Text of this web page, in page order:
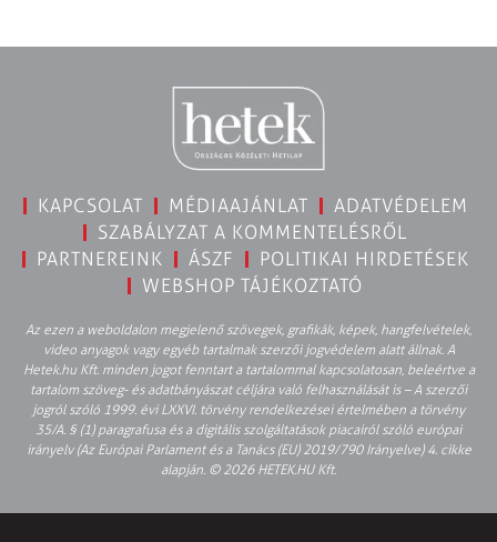
KAPCSOLAT MÉDIAAJÁNLAT
ADATVÉDELEM
SZABÁLYZAT A KOMMENTELÉSRŐL
PARTNEREINK
ÁSZF
POLITIKAI HIRDETÉSEK
WEBSHOP TÁJÉKOZTATÓ
Az ezen a weboldalon megjelenő szövegek, grafikák, képek, hangfelvételek,
video anyagok vagy egyéb tartalmak szerzői jogvédelem alatt állnak. A
Hetek.hu Kft. minden jogot fenntart a tartalommal kapcsolatosan, beleértve a
tartalom szöveg- és adatbányászat céljára való felhasználását is – A szerzői
jogról szóló 1999. évi LXXVI. törvény rendelkezései értelmében a törvény
35/A. § (1) paragrafusa és a digitális szolgáltatások piacairól szóló európai
irányelv (Az Európai Parlament és a Tanács (EU) 2019/790 Irányelve) 4. cikke
alapján. © 2026 HETEK.HU Kft.